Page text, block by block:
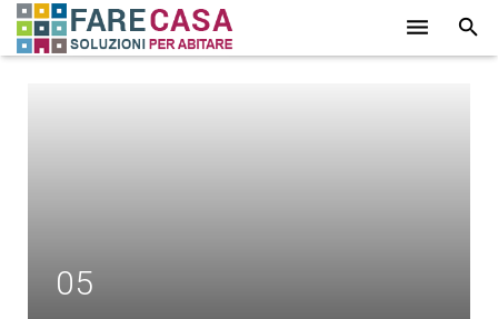
PROMOZIONI
05